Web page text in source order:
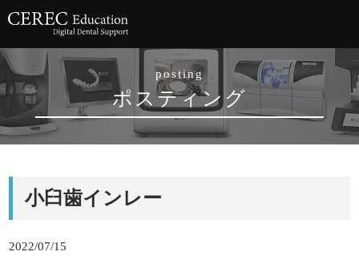
posting
ポスティング
小臼歯インレー
2022/07/15